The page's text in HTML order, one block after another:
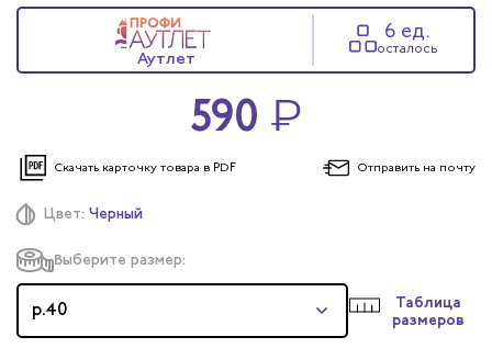
Цвет: Черный
Выберите размер:
р.40
Таблица
размеров
Аутлет
6 ед.
осталось
590 ₽
Скачать карточку товара в PDF Отправить на почту